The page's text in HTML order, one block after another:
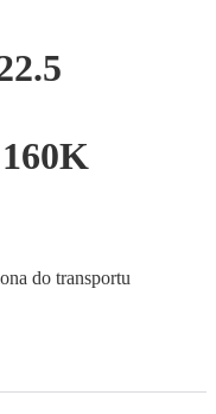
do transportu